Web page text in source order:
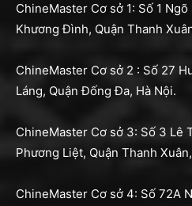
ChineMaster Cơ sở 1: Số 1
Khương Đình, Quận Thanh
ChineMaster Cơ sở 2 : Số 27
Láng, Quận Đống Đa, Hà Nội.
ChineMaster Cơ sở 3: Số 3 Lê
Phương Liệt, Quận Thanh
ChineMaster Cơ sở 4: Số 72A